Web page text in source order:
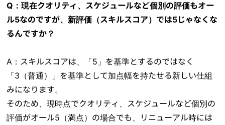
Q：現在クオリティ、スケジュールなど個別の評価もオー
ル5なのですが、新評価（スキルスコア）では5じゃなくな
るんですか？
A：スキルスコアは、「5」を基準とするのではなく
「3（普通）」を基準として加点幅を持たせる新しい仕組
みになります。
そのため、現時点でクオリティ、スケジュールなど個別の
評価がオール5（満点）の場合でも、リニューアル時には